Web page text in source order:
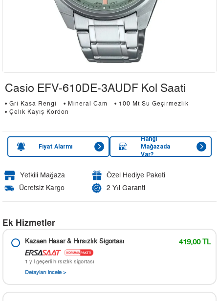
Casio EFV-610DE-3AUDF Kol Saati
• Gri Kasa Rengi • Mineral Cam
• 100 Mt Su Geçirmezlik
• Çelik Kayış Kordon
Fiyat Alarmı
Hangi
Mağazada
Var?
Yetkili Mağaza
Özel Hediye Paketi
Ücretsiz Kargo
2 Yıl Garanti
Ek Hizmetler
Kazaen Hasar & Hırsızlık Sigortası 419,00 TL
1 yıl geçerli hırsızlık sigortası
Detayları incele >